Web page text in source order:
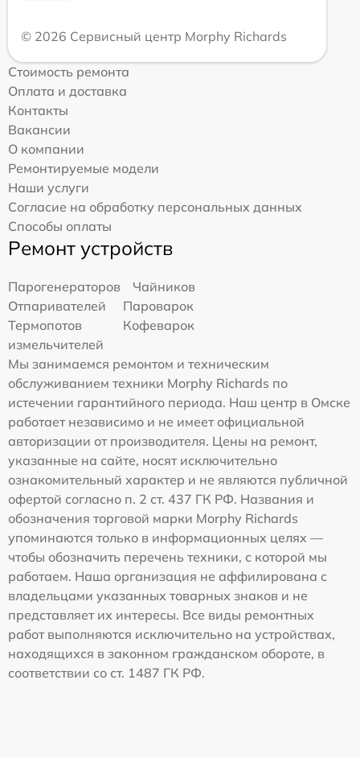
© 2026 Сервисный центр Morphy Richards
Стоимость ремонта
Оплата и доставка
Контакты
Вакансии
О компании
Ремонтируемые модели
Наши услуги
Согласие на обработку персональных данных
Способы оплаты
Ремонт устройств
Парогенераторов
Чайников
Отпаривателей
Пароварок
Термопотов
Кофеварок
измельчителей
Мы занимаемся ремонтом и техническим
обслуживанием техники Morphy Richards по
истечении гарантийного периода. Наш центр в Омске
работает независимо и не имеет официальной
авторизации от производителя. Цены на ремонт,
указанные на сайте, носят исключительно
ознакомительный характер и не являются публичной
офертой согласно п. 2 ст. 437 ГК РФ. Названия и
обозначения торговой марки Morphy Richards
упоминаются только в информационных целях —
чтобы обозначить перечень техники, с которой мы
работаем. Наша организация не аффилирована с
владельцами указанных товарных знаков и не
представляет их интересы. Все виды ремонтных
работ выполняются исключительно на устройствах,
находящихся в законном гражданском обороте, в
соответствии со ст. 1487 ГК РФ.